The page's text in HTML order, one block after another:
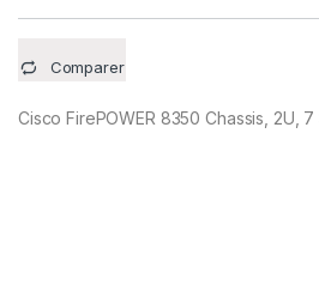
Comparer
Cisco FirePOWER 8350 Chassis, 2U, 7